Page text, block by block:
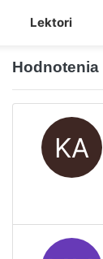
Lektori
Hodnotenia